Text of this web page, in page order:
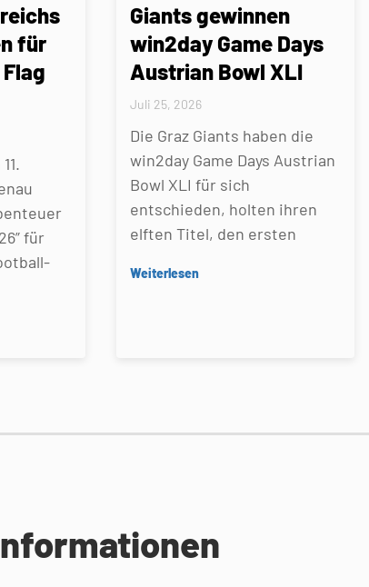
für
für
Giants gewinnen
win2day Game Days
Austrian Bowl XLI
Juli 25, 2026
Die Graz Giants haben die
win2day Game Days Austrian
Bowl XLI für sich
entschieden, holten ihren
elften Titel, den ersten
Weiterlesen